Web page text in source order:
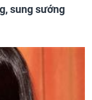
sung sướng